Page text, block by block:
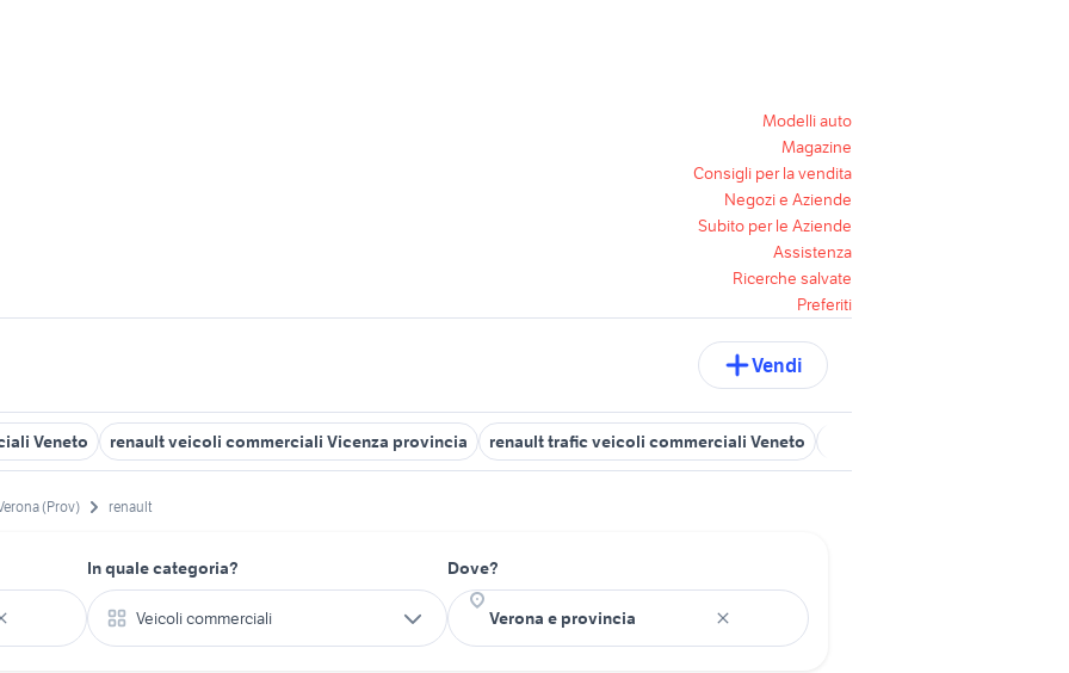
Modelli auto
Magazine
Consigli per la vendita
Negozi e Aziende
Subito per le Aziende
Assistenza
Ricerche salvate
Preferiti
Vendi
Veneto renault veicoli commerciali Vicenza provincia renault trafic veicoli commerciali Veneto
(Prov) renault
In quale categoria?
Veicoli commerciali
Dove?